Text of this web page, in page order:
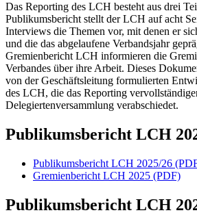
Das Reporting des LCH besteht aus drei
Publikumsbericht stellt der LCH auf acht
Interviews die Themen vor, mit denen er
und die das abgelaufene Verbandsjahr
Gremienbericht LCH informieren die
Verbandes über ihre Arbeit. Dieses
von der Geschäftsleitung formulierten
des LCH, die das Reporting
Delegiertenversammlung verabschiedet.
Publikumsbericht LCH
Publikumsbericht LCH 2025/26
Gremienbericht LCH 2025 (PDF)
Publikumsbericht LCH